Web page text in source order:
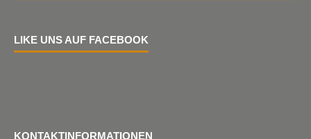
LIKE UNS AUF FACEBOOK
KONTAKTINFORMATIONEN